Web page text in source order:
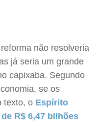
não resolveria
já seria um grande
capixaba. Segundo
se os
texto, o Espírito
R$ 6,47 bilhões